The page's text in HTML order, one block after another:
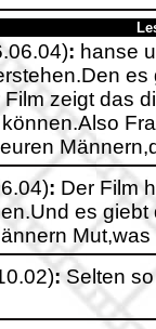
: hanse
zeigt das
: Der Film
es
:Selten